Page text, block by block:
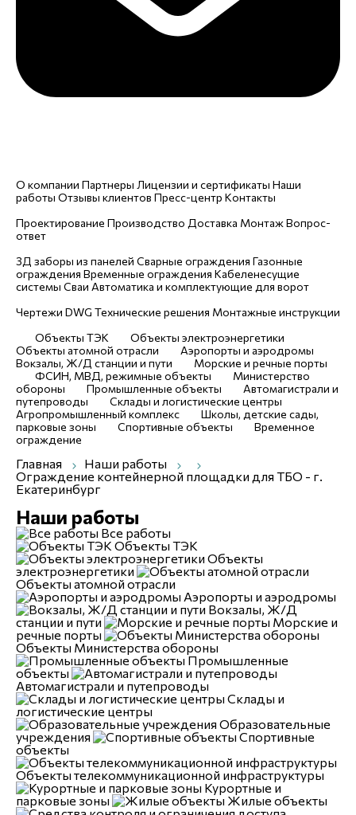
О компании Партнеры Лицензии и сертификаты Наши
работы Отзывы клиентов Пресс-центр Контакты
Услуги
Проектирование Производство Доставка МонтажВопрос-
ответ
3Д заборы из панелей Сварные ограждения Газонные
ограждения Временные ограждения Кабеленесущие
системы Cваи Автоматика и комплектующие для ворот
Чертежи DWG Технические решения Монтажные инструкции
Отраслевые решения
Объекты ТЭК
Объекты электроэнергетики
Объекты атомной отрасли
Аэропорты и аэродромы
Вокзалы, Ж/Д станции и пути
Морские и речные порты
ФСИН, МВД, режимные объекты
Министерство
обороны
Промышленные объекты
Автомагистрали и
путепроводы
Склады и логистические центры
Агропромышленный комплекс
Школы, детские сады,
парковые зоны
Спортивные объекты
Временное
ограждение
Главная
Наши работы
Ограждение контейнерной площадки для ТБО - г.
Екатеринбург
Наши работы
Все работы
Объекты ТЭК
Объекты
электроэнергетики
Объекты атомной отрасли
Аэропорты и аэродромы
Вокзалы, Ж/Д
станции и пути
Морские и
речные порты
Объекты Министерства обороны
Промышленные
объекты
Автомагистрали и путепроводы
Склады и
логистические центры
Образовательные
учреждения
Спортивные
объекты
Объекты телекоммуникационной инфраструктуры
Курортные и
парковые зоны
Жилые объекты